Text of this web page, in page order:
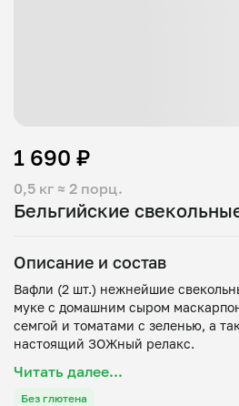
Бельгийские
0,5 кг ≈ 2 порц.
1 690 ₽
Описание и состав
Вафли (2 шт.) нежнейшие
муке с домашним сыром
семгой и томатами с зеленью, а
Читать далее...
Без глютена